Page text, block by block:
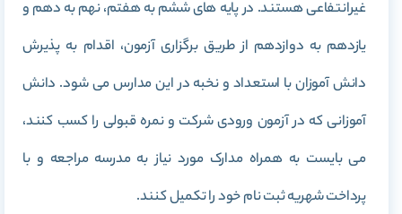
غیرانتفاعی هستند. در پایه های ششم به هفتم، نهم به دهم و
یازدهم به دوازدهم از طریق برگزاری آزمون، اقدام به پذیرش
دانش آموزان با استعداد و نخبه در این مدارس می شود. دانش
آموزانی که در آزمون ورودی شرکت و نمره قبولی را کسب کنند،
می بایست به همراه مدارک مورد نیاز به مدرسه مراجعه و با
پرداخت شهریه ثبت نام خود را تکمیل کنند.